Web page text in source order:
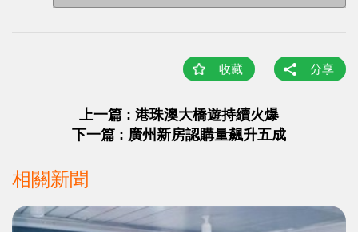
收藏 分享
上一篇 : 港珠澳大橋遊持續火爆
下一篇 : 廣州新房認購量飆升五成
相關新聞